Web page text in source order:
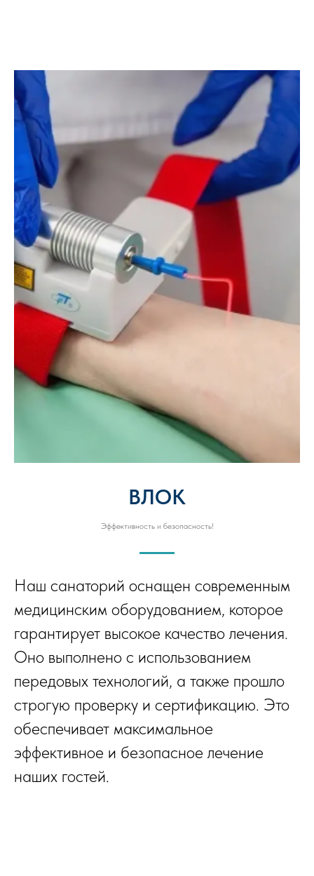
ВЛОК
Эффективность и безопасность!
Наш санаторий оснащен современным
медицинским оборудованием, которое
гарантирует высокое качество лечения.
Оно выполнено с использованием
передовых технологий, а также прошло
строгую проверку и сертификацию. Это
обеспечивает максимальное
эффективное и безопасное лечение
наших гостей.